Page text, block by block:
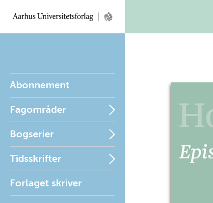
Abonnement
Fagområder
Bogserier
Tidsskrifter
Forlaget skriver